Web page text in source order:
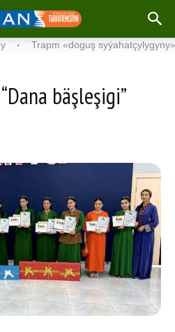
Trapm «doguş syýahatçylygyny»
bäşleşigi”